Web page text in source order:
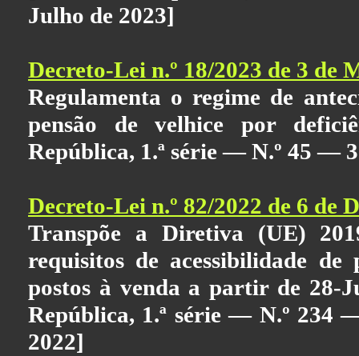
Julho de 2023]
Decreto-Lei n.º 18/2023 de 3 de
Regulamenta o regime de
pensão de velhice por
República, 1.ª série — N.º 45 —
Decreto-Lei n.º 82/2022 de 6 de
Transpõe a Diretiva (UE)
requisitos de acessibilidade de
postos à venda a partir de 28-
República, 1.ª série — N.º 234
2022]